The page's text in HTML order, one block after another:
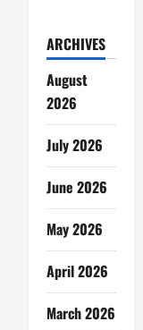
ARCHIVES
August
2026
July 2026
June 2026
May 2026
April 2026
March 2026